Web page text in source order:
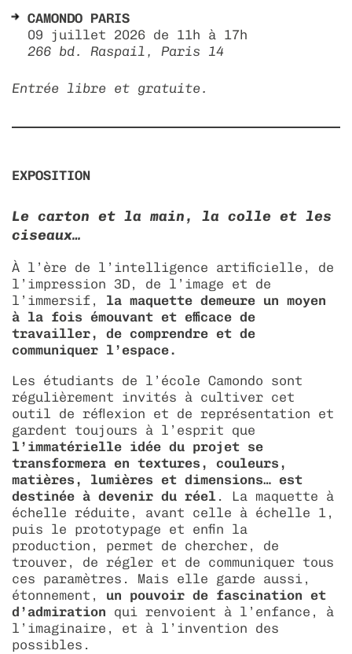
CAMONDO PARIS
09 juillet 2026 de 11h à 17h
266 bd. Raspail, Paris 14
Entrée libre et gratuite.
EXPOSITION
Le carton et la main, la colle et les
ciseaux…
À l’ère de l’intelligence artificielle, de
l’impression 3D, de l’image et de
l’immersif, la maquette demeure un moyen
à la fois émouvant et efficace de
travailler, de comprendre et de
communiquer l’espace.
Les étudiants de l’école Camondo sont
régulièrement invités à cultiver cet
outil de réflexion et de représentation et
gardent toujours à l’esprit que
l’immatérielle idée du projet se
transformera en textures, couleurs,
matières, lumières et dimensions… est
destinée à devenir du réel . La maquette à
échelle réduite, avant celle à échelle 1,
puis le prototypage et enfin la
production, permet de chercher, de
trouver, de régler et de communiquer tous
ces paramètres. Mais elle garde aussi,
étonnement, un pouvoir de fascination et
d’admiration qui renvoient à l’enfance, à
l’imaginaire, et à l’invention des
possibles.